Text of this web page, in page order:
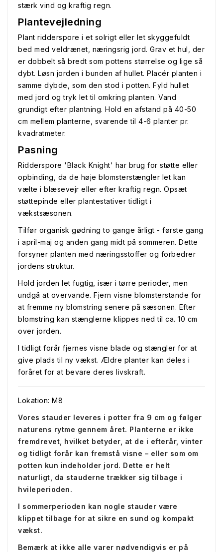
stærk vind og kraftig regn.
Plantevejledning
Plant ridderspore i et solrigt eller let skyggefuldt
bed med veldrænet, næringsrig jord. Grav et hul, der
er dobbelt så bredt som pottens størrelse og lige så
dybt. Løsn jorden i bunden af hullet. Placér planten i
samme dybde, som den stod i potten. Fyld hullet
med jord og tryk let til omkring planten. Vand
grundigt efter plantning. Hold en afstand på 40-50
cm mellem planterne, svarende til 4-6 planter pr.
kvadratmeter.
Pasning
Ridderspore 'Black Knight' har brug for støtte eller
opbinding, da de høje blomsterstængler let kan
vælte i blæsevejr eller efter kraftig regn. Opsæt
støttepinde eller plantestativer tidligt i
vækstsæsonen.
Tilfør organisk gødning to gange årligt - første gang
i april-maj og anden gang midt på sommeren. Dette
forsyner planten med næringsstoffer og forbedrer
jordens struktur.
Hold jorden let fugtig, især i tørre perioder, men
undgå at overvande. Fjern visne blomsterstande for
at fremme ny blomstring senere på sæsonen. Efter
blomstring kan stænglerne klippes ned til ca. 10 cm
over jorden.
I tidligt forår fjernes visne blade og stængler for at
give plads til ny vækst. Ældre planter kan deles i
foråret for at bevare deres livskraft.
Lokation: M8
Vores stauder leveres i potter fra 9 cm og følger
naturens rytme gennem året. Planterne er ikke
fremdrevet, hvilket betyder, at de i efterår, vinter
og tidligt forår kan fremstå visne – eller som om
potten kun indeholder jord. Dette er helt
naturligt, da stauderne trækker sig tilbage i
hvileperioden.
I sommerperioden kan nogle stauder være
klippet tilbage for at sikre en sund og kompakt
vækst.
Bemærk at ikke alle varer nødvendigvis er på